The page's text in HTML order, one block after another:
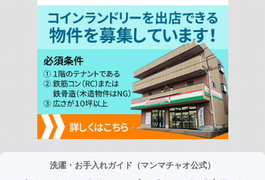
洗濯・お手入れガイド（マンマチャオ公式）